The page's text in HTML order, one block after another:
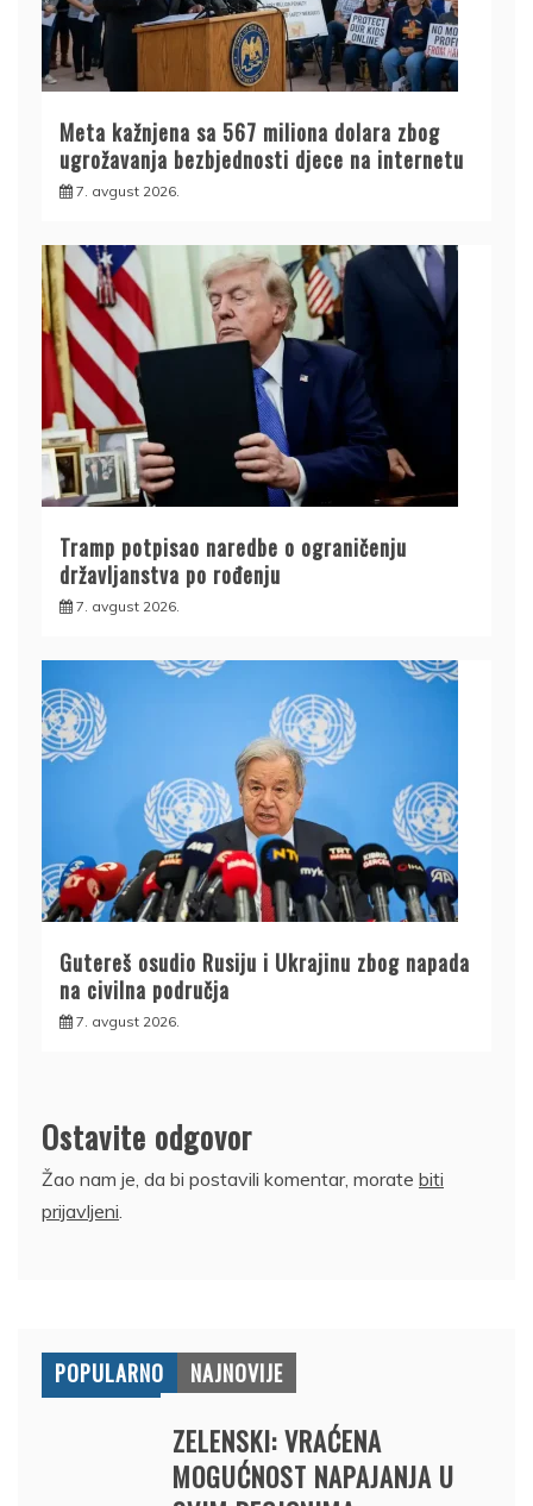
Meta kažnjena sa 567 miliona dolara zbog
ugrožavanja bezbjednosti djece na internetu
7. avgust 2026.
Tramp potpisao naredbe o ograničenju
državljanstva po rođenju
7. avgust 2026.
Gutereš osudio Rusiju i Ukrajinu zbog napada
na civilna područja
7. avgust 2026.
Ostavite odgovor
Žao nam je, da bi postavili komentar, morate biti
prijavljeni.
POPULARNO NAJNOVIJE
ZELENSKI: VRAĆENA
MOGUĆNOST NAPAJANJA U